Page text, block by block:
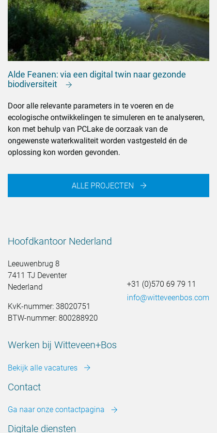
Alde Feanen: via een digital twin naar gezonde
biodiversiteit
Door alle relevante parameters in te voeren en de
ecologische ontwikkelingen te simuleren en te analyseren,
kon met behulp van PCLake de oorzaak van de
ongewenste waterkwaliteit worden vastgesteld én de
oplossing kon worden gevonden.
ALLE PROJECTEN
Hoofdkantoor Nederland
Leeuwenbrug 8
7411 TJ Deventer
Nederland
KvK-nummer: 38020751
BTW-nummer: 800288920
+31 (0)570 69 79 11
info@witteveenbos.com
Werken bij Witteveen+Bos
Bekijk alle vacatures
Contact
Ga naar onze contactpagina
Digitale diensten